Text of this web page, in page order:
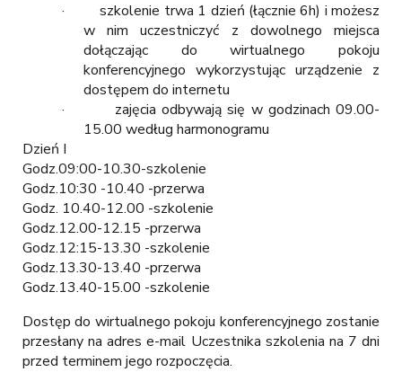
· szkolenie trwa 1 dzień (łącznie 6h) i możesz
w nim uczestniczyć z dowolnego miejsca
dołączając do wirtualnego pokoju
konferencyjnego wykorzystując urządzenie z
dostępem do internetu
· zajęcia odbywają się w godzinach 09.00-
15.00 według harmonogramu
Dzień I
Godz.09:00-10.30-szkolenie
Godz.10:30 -10.40 -przerwa
Godz. 10.40-12.00 -szkolenie
Godz.12.00-12.15 -przerwa
Godz.12:15-13.30 -szkolenie
Godz.13.30-13.40 -przerwa
Godz.13.40-15.00 -szkolenie
Dostęp do wirtualnego pokoju konferencyjnego zostanie
przesłany na adres e-mail Uczestnika szkolenia na 7 dni
przed terminem jego rozpoczęcia.